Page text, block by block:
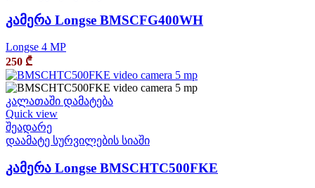
კამერა Longse BMSCFG400WH
Longse 4 MP
250 ₾
კალათაში დამატება
Quick view
შეადარე
დაამატე სურვილების სიაში
კამერა Longse BMSCHTC500FKE